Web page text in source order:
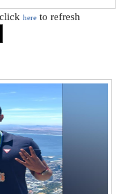
clickhere to refresh